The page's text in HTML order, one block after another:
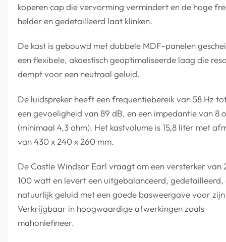
koperen cap die vervorming vermindert en de hoge
helder en gedetailleerd laat klinken.
De kast is gebouwd met dubbele MDF-panelen
een flexibele, akoestisch geoptimaliseerde laag die
dempt voor een neutraal geluid.
De luidspreker heeft een frequentiebereik van 58 Hz
een gevoeligheid van 89 dB, en een impedantie van 8
(minimaal 4,3 ohm). Het kastvolume is 15,8 liter met
van 430 x 240 x 260 mm.
De Castle Windsor Earl vraagt om een versterker van
100 watt en levert een uitgebalanceerd, gedetailleerd,
natuurlijk geluid met een goede basweergave voor
Verkrijgbaar in hoogwaardige afwerkingen zoals
mahoniefineer.